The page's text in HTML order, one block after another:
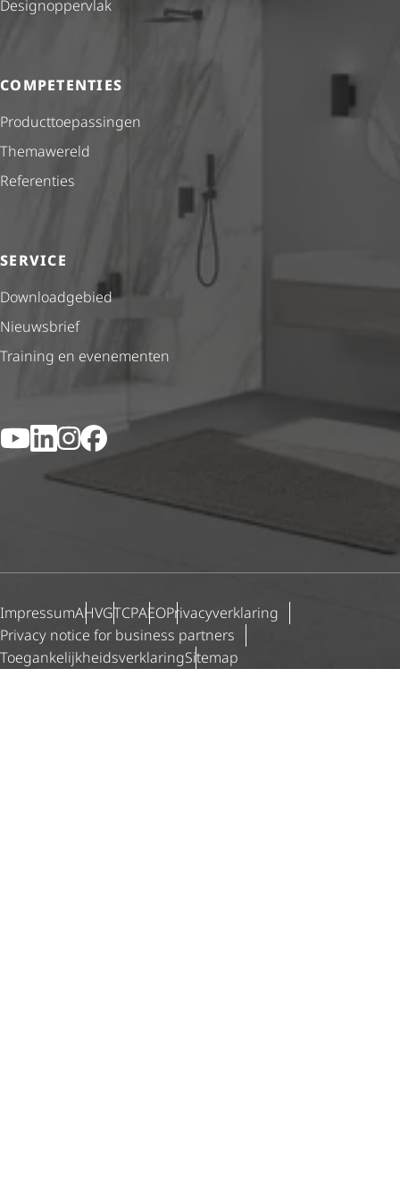
Desig­nop­per­vlak
COMPETENTIES
Product­toe­pas­singen
Themawereld
Referenties
SERVICE
Downloadgebied
Nieuwsbrief
Training en evenementen
YouTubeLinkedIn
Instagram
Facebook
ImpressumAHVGTCPAEOPriva­cy­ver­kla­ring
Privacy notice for business partners
Toegan­ke­lijk­heids­ver­kla­ringSitemap